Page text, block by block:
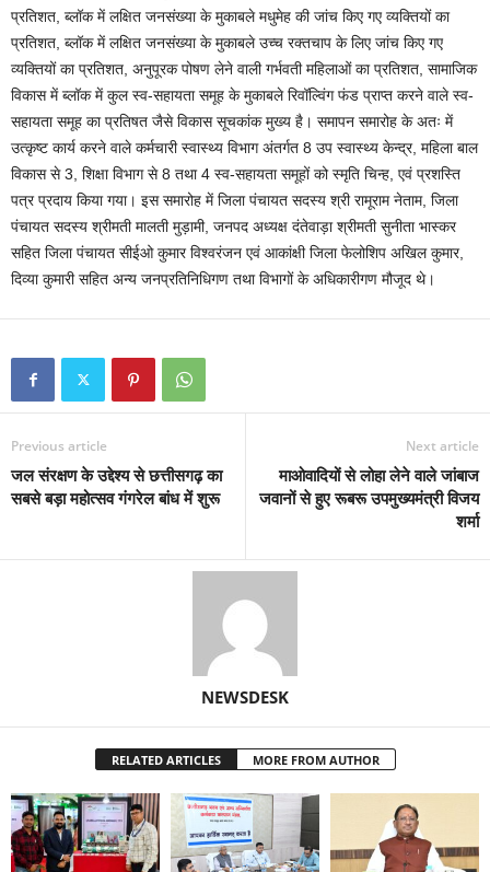
प्रतिशत, ब्लॉक में लक्षित जनसंख्या के मुकाबले मधुमेह की जांच किए गए व्यक्तियों का
प्रतिशत, ब्लॉक में लक्षित जनसंख्या के मुकाबले उच्च रक्तचाप के लिए जांच किए गए
व्यक्तियों का प्रतिशत, अनुपूरक पोषण लेने वाली गर्भवती महिलाओं का प्रतिशत, सामाजिक
विकास में ब्लॉक में कुल स्व-सहायता समूह के मुकाबले रिवॉल्विंग फंड प्राप्त करने वाले स्व-
सहायता समूह का प्रतिषत जैसे विकास सूचकांक मुख्य है। समापन समारोह के अतः में
उत्कृष्ट कार्य करने वाले कर्मचारी स्वास्थ्य विभाग अंतर्गत 8 उप स्वास्थ्य केन्द्र, महिला बाल
विकास से 3, शिक्षा विभाग से 8 तथा 4 स्व-सहायता समूहों को स्मृति चिन्ह, एवं प्रशस्ति
पत्र प्रदाय किया गया। इस समारोह में जिला पंचायत सदस्य श्री रामूराम नेताम, जिला
पंचायत सदस्य श्रीमती मालती मुड़ामी, जनपद अध्यक्ष दंतेवाड़ा श्रीमती सुनीता भास्कर
सहित जिला पंचायत सीईओ कुमार विश्वरंजन एवं आकांक्षी जिला फेलोशिप अखिल कुमार,
दिव्या कुमारी सहित अन्य जनप्रतिनिधिगण तथा विभागों के अधिकारीगण मौजूद थे।
Previous article
जल संरक्षण के उद्देश्य से छत्तीसगढ़ का
सबसे बड़ा महोत्सव गंगरेल बांध में शुरू
Next article
माओवादियों से लोहा लेने वाले जांबाज
जवानों से हुए रूबरू उपमुख्यमंत्री विजय
शर्मा
NEWSDESK
RELATED ARTICLES MORE FROM AUTHOR